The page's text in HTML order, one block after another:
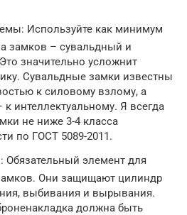
Используйте как минимум
замков – сувальдный и
значительно усложнит
Сувальдные замки известны
к силовому взлому, а
интеллектуальному. Я всегда
не ниже 3-4 класса
по ГОСТ 5089-2011.
Обязательный элемент для
Они защищают цилиндр
выбивания и вырывания.
должна быть